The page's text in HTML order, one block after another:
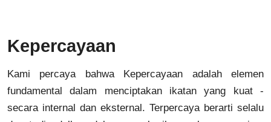
Kepercayaan
Kami percaya bahwa Kepercayaan adalah elemen
fundamental dalam menciptakan ikatan yang kuat -
secara internal dan eksternal. Terpercaya berarti selalu